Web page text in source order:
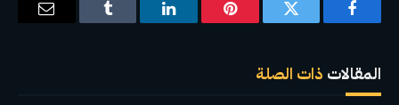
فيسبوك تويتر بينتيريستلينكدإن Tumblr
البريد
المقالات ذات الصلة